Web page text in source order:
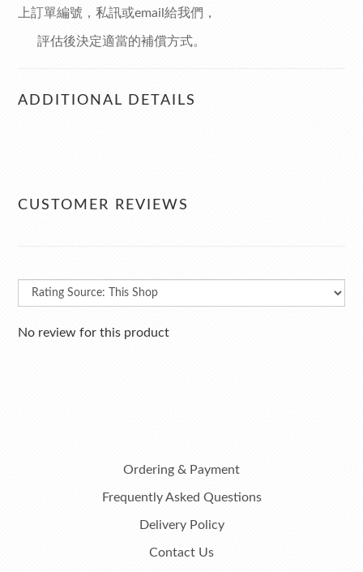
上訂單編號，私訊或email 給我們，
評估後決定適當的補償方式。
ADDITIONAL DETAILS
CUSTOMER REVIEWS
No review for this product
Ordering & Payment
Frequently Asked Questions
Delivery Policy
Contact Us